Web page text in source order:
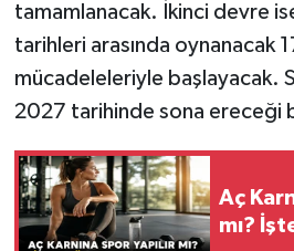
tamamlanacak. İkinci devre
tarihleri arasında oynanacak
mücadeleleriyle başlayacak.
2027 tarihinde sona ereceği
Aç
mı?